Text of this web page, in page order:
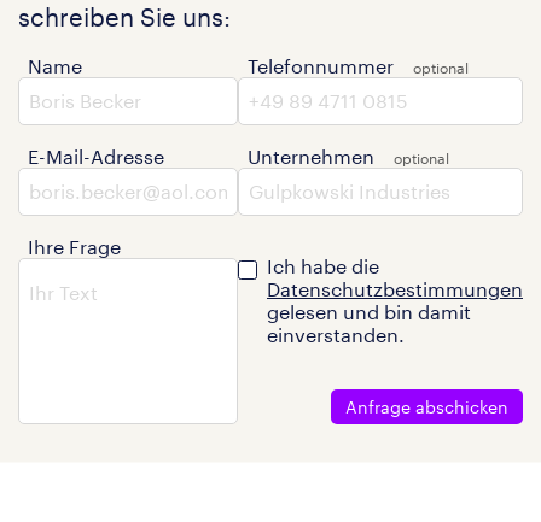
schreiben Sie uns:
Name
E-Mail-Adresse
Ihre Frage
Telefonnummer
Unternehmen
Ich habe die
Datenschutzbestimmungen
gelesen und bin damit
einverstanden.
Anfrage abschicken